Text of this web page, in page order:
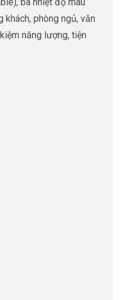
khách, phòng ngủ, văn
năng lượng, tiện